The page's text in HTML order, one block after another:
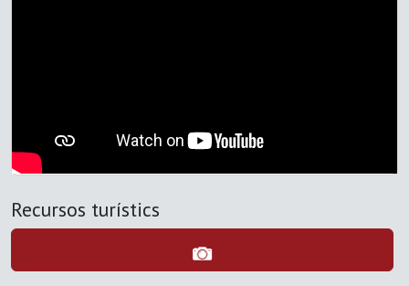
Recursos turístics